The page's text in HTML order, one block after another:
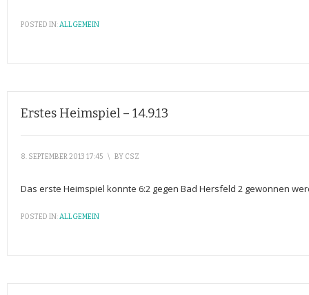
POSTED IN:ALLGEMEIN
Erstes Heimspiel – 14.9.13
8. SEPTEMBER 2013 17:45 \ BY CSZ
Das erste Heimspiel konnte 6:2 gegen Bad Hersfeld 2 gewonnen
POSTED IN:ALLGEMEIN